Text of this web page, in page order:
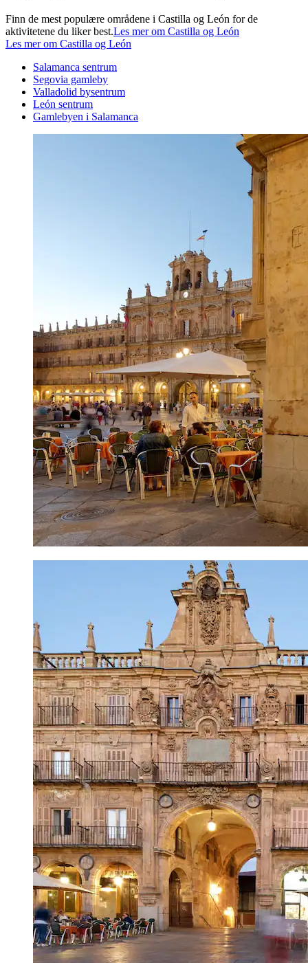
Finn de mest populære områdene i Castilla og León for de
aktivitetene du liker best.Les mer om Castilla og León
Les mer om Castilla og León
Salamanca sentrum
Segovia gamleby
Valladolid bysentrum
León sentrum
Gamlebyen i Salamanca